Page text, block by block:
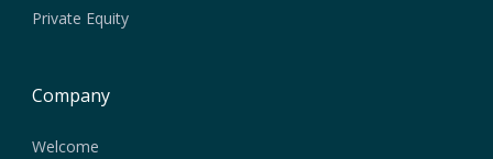
Private Equity
Company
Welcome